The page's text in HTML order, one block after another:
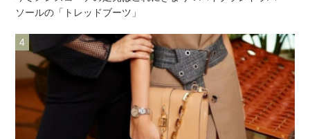
ソールの「トレッドブーツ」